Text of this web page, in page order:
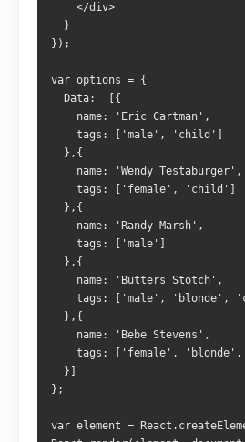
    </div>
  }
});
var options = {
  Data:  [{
    name: 'Eric Cartman',
    tags: ['male', 'child']
  },{
    name: 'Wendy Testaburger',
    tags: ['female', 'child']
  },{
    name: 'Randy Marsh',
    tags: ['male']
  },{
    name: 'Butters Stotch',
tags: ['male', 'blonde',
  },{
    name: 'Bebe Stevens',
tags: ['female', 'blonde',
  }]
};
var element =